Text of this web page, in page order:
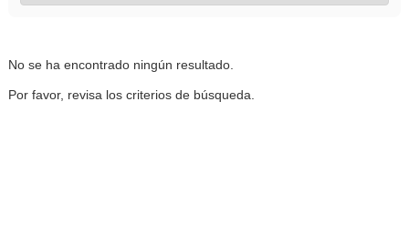
No se ha encontrado ningún resultado.
Por favor, revisa los criterios de búsqueda.